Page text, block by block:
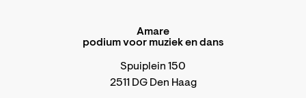
Amare
podium voor muziek en dans
Spuiplein 150
2511 DG Den Haag